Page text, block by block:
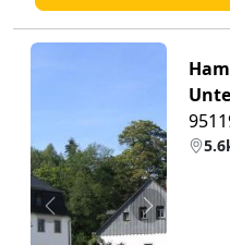
Zurück Weiter